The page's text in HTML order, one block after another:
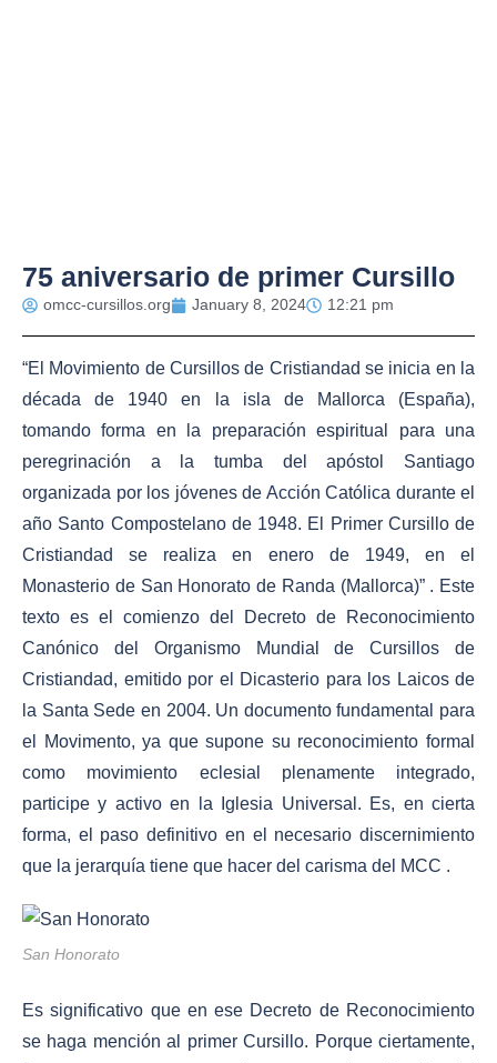
75 aniversario de primer Cursillo
omcc-cursillos.org January 8, 2024 12:21 pm
“El Movimiento de Cursillos de Cristiandad se inicia en la
década de 1940 en la isla de Mallorca (España),
tomando forma en la preparación espiritual para una
peregrinación a la tumba del apóstol Santiago
organizada por los jóvenes de Acción Católica durante el
año Santo Compostelano de 1948. El Primer Cursillo de
Cristiandad se realiza en enero de 1949, en el
Monasterio de San Honorato de Randa (Mallorca)” . Este
texto es el comienzo del Decreto de Reconocimiento
Canónico del Organismo Mundial de Cursillos de
Cristiandad, emitido por el Dicasterio para los Laicos de
la Santa Sede en 2004. Un documento fundamental para
el Movimento, ya que supone su reconocimiento formal
como movimiento eclesial plenamente integrado,
participe y activo en la Iglesia Universal. Es, en cierta
forma, el paso definitivo en el necesario discernimiento
que la jerarquía tiene que hacer del carisma del MCC .
San Honorato
Es significativo que en ese Decreto de Reconocimiento
se haga mención al primer Cursillo. Porque ciertamente,